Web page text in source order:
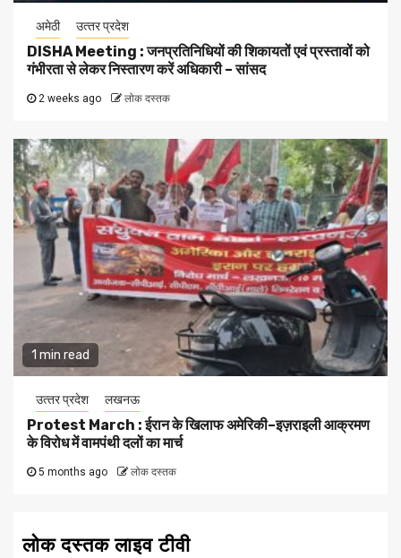
अमेठी उत्‍तर प्रदेश
DISHA Meeting : जनप्रतिनिधियों की शिकायतों एवं प्रस्तावों को
गंभीरता से लेकर निस्तारण करें अधिकारी – सांसद
2 weeks ago लोक दस्तक
1 min read
उत्‍तर प्रदेश लखनऊ
Protest March : ईरान के खिलाफ अमेरिकी–इज़राइली आक्रमण
के विरोध में वामपंथी दलों का मार्च
5 months ago लोक दस्तक
लोक दस्तक लाइव टीवी